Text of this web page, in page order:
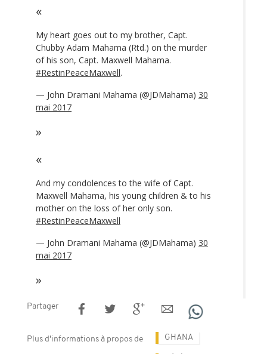
My heart goes out to my brother, Capt.
Chubby Adam Mahama (Rtd.) on the murder
of his son, Capt. Maxwell Mahama.
#RestinPeaceMaxwell.
— John Dramani Mahama (@JDMahama) 30
mai 2017
And my condolences to the wife of Capt.
Maxwell Mahama, his young children & to his
mother on the loss of her only son.
#RestinPeaceMaxwell
— John Dramani Mahama (@JDMahama) 30
mai 2017
Partager
Plus d'informations à propos de GHANA